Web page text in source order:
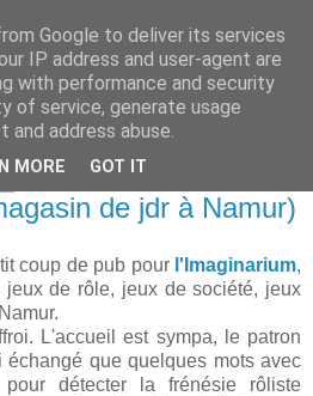
de jdr à Namur)
coup de pub pour l'Imaginarium,
de rôle, jeux de société, jeux
L'accueil est sympa, le patron
que quelques mots avec
détecter la frénésie rôliste
Google to deliver its services
IP address and user-agent are
with performance and security
of service, generate usage
address abuse.
MORE GOT IT